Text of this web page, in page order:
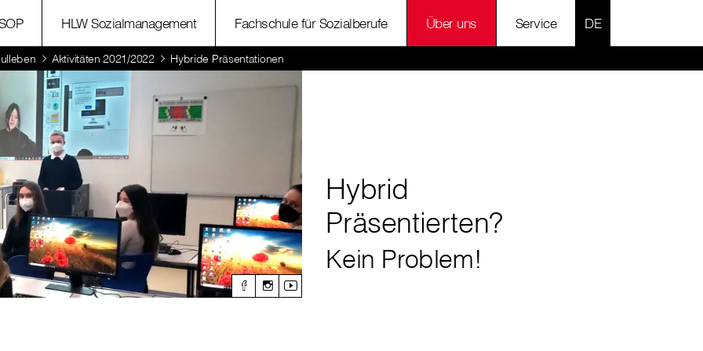
HLW Sozialmanagement Fachschule für Sozialberufe Über uns Service SPRACHE
Aktivitäten 2021/2022 Hybride Präsentationen
Hybrid
Präsentierten?
Kein Problem!